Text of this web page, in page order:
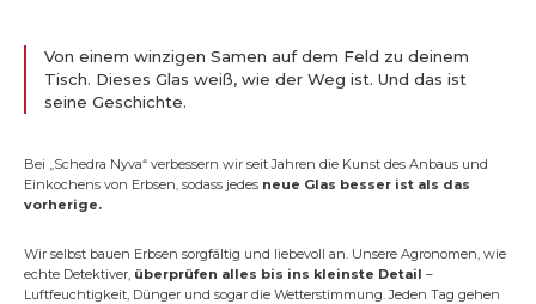
Von einem winzigen Samen auf dem Feld zu deinem
Tisch. Dieses Glas weiß, wie der Weg ist. Und das ist
seine Geschichte.
Bei „Schedra Nyva“ verbessern wir seit Jahren die Kunst des Anbaus und
Einkochens von Erbsen, sodass jedes neue Glas besser ist als das
vorherige.
Wir selbst bauen Erbsen sorgfältig und liebevoll an. Unsere Agronomen, wie
echte Detektiver, überprüfen alles bis ins kleinste Detail –
Luftfeuchtigkeit, Dünger und sogar die Wetterstimmung. Jeden Tag gehen